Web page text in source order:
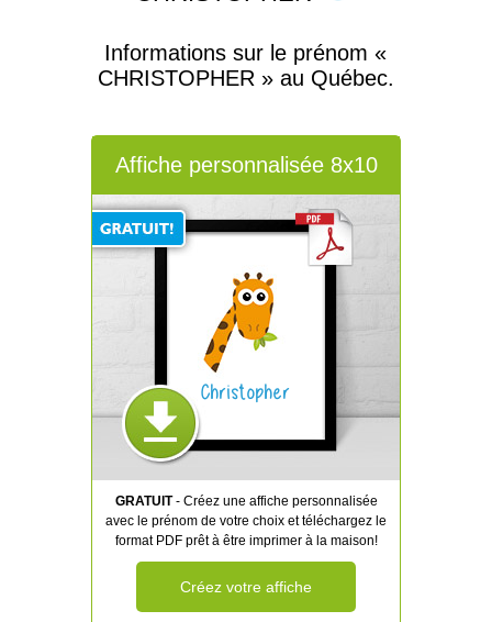
Informations sur le prénom «
CHRISTOPHER » au Québec.
Affiche personnalisée 8x10
Christopher
GRATUIT- Créez une affiche personnalisée
avec le prénom de votre choix et téléchargez le
format PDF prêt à être imprimer à la maison!
Créez votre affiche